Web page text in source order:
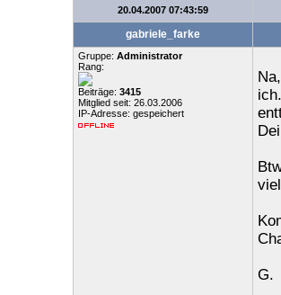
20.04.2007 07:43:59
gabriele_farke
Gruppe: Administrator
Rang:
Beiträge: 3415
Mitglied seit: 26.03.2006
IP-Adresse: gespeichert
G.